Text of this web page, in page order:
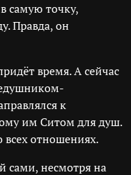
самую точку,
Правда, он
время. А сейчас
к
им Ситом для душ.
всех отношениях.
сами, несмотря на